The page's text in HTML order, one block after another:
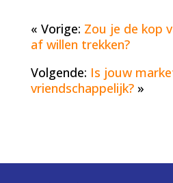
« Vorige: Zou je de kop
af willen trekken?
Volgende: Is jouw
vriendschappelijk?»